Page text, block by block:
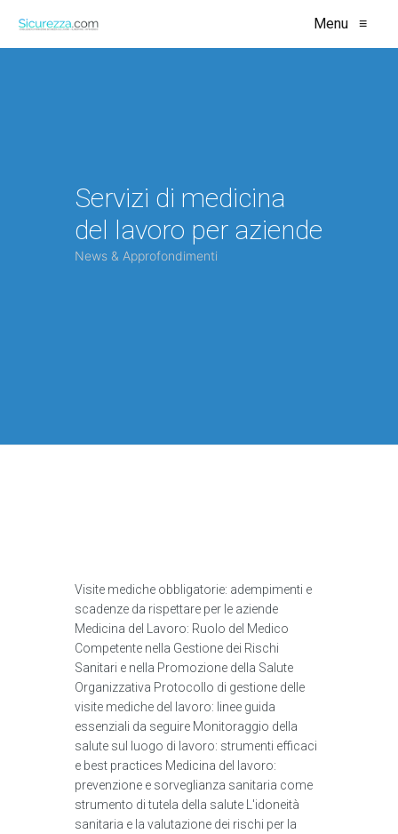
Menu ≡
Servizi di medicina
del lavoro per aziende
News & Approfondimenti
Visite mediche obbligatorie: adempimenti e
scadenze da rispettare per le aziende
Medicina del Lavoro: Ruolo del Medico
Competente nella Gestione dei Rischi
Sanitari e nella Promozione della Salute
Organizzativa Protocollo di gestione delle
visite mediche del lavoro: linee guida
essenziali da seguire Monitoraggio della
salute sul luogo di lavoro: strumenti efficaci
e best practices Medicina del lavoro:
prevenzione e sorveglianza sanitaria come
strumento di tutela della salute L'idoneità
sanitaria e la valutazione dei rischi per la